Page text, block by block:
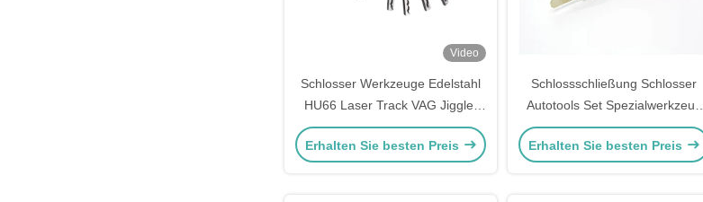
Video
Schlosser Werkzeuge Edelstahl
HU66 Laser Track VAG Jiggler
Schnellöffnen VAG Autotür
Schloss Reparatur
Erhalten Sie besten Preis
Schlossschließung Schlosser
Autotools Set Spezialwerkzeug
Neue Rega Schlossschließung
Für Buick Schlösser
Erhalten Sie besten Preis